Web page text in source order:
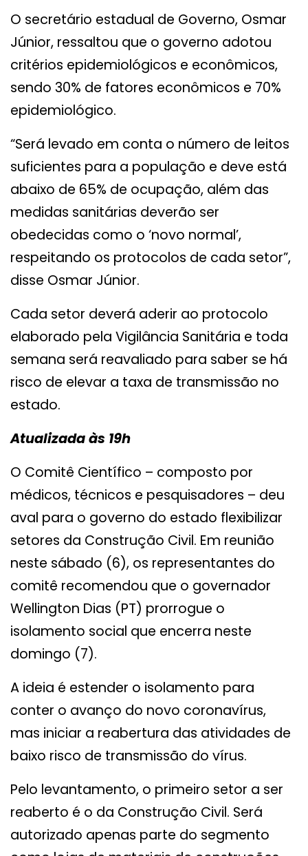
O secretário estadual de Governo, Osmar
Júnior, ressaltou que o governo adotou
critérios epidemiológicos e econômicos,
sendo 30% de fatores econômicos e 70%
epidemiológico.
“Será levado em conta o número de leitos
suficientes para a população e deve está
abaixo de 65% de ocupação, além das
medidas sanitárias deverão ser
obedecidas como o ‘novo normal’,
respeitando os protocolos de cada setor”,
disse Osmar Júnior.
Cada setor deverá aderir ao protocolo
elaborado pela Vigilância Sanitária e toda
semana será reavaliado para saber se há
risco de elevar a taxa de transmissão no
estado.
Atualizada às 19h
O Comitê Científico – composto por
médicos, técnicos e pesquisadores – deu
aval para o governo do estado flexibilizar
setores da Construção Civil. Em reunião
neste sábado (6), os representantes do
comitê recomendou que o governador
Wellington Dias (PT) prorrogue o
isolamento social que encerra neste
domingo (7).
A ideia é estender o isolamento para
conter o avanço do novo coronavírus,
mas iniciar a reabertura das atividades de
baixo risco de transmissão do vírus.
Pelo levantamento, o primeiro setor a ser
reaberto é o da Construção Civil. Será
autorizado apenas parte do segmento